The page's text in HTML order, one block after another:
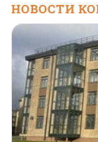
НОВОСТИ